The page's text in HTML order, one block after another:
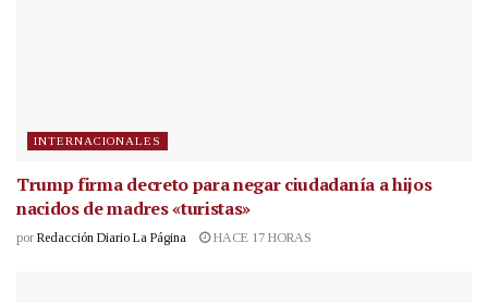
INTERNACIONALES
Trump firma decreto para negar ciudadanía a hijos
nacidos de madres «turistas»
por Redacción Diario La Página HACE 17 HORAS